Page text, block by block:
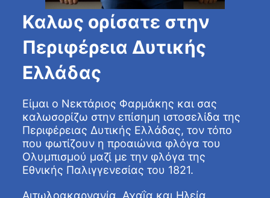
Καλως ορίσατε στην
Περιφέρεια Δυτικής
Ελλάδας
Είμαι ο Νεκτάριος Φαρμάκης και σας
καλωσορίζω στην επίσημη ιστοσελίδα της
Περιφέρειας Δυτικής Ελλάδας, τον τόπο
που φωτίζουν η προαιώνια φλόγα του
Ολυμπισμού μαζί με την φλόγα της
Εθνικής Παλιγγενεσίας του 1821.
Αιτωλοακαρνανία, Αχαΐα και Ηλεία,